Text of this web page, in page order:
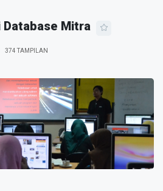
Mitra
374 TAMPILAN